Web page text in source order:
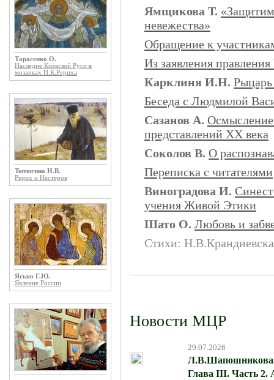
Тарасенко О.
Наследие Киевской Руси в
мозаиках Н.К.Рериха
Тютюгина Н.В.
Рерих и Нестеров
Ясько Г.Ю.
Явление России
Ямщикова Т.
невежества»
Обращение к
Из заявления
Карклиня И.Н. Рыцарь
Беседа с Людмилой
Сазанов А. Осмысление
представлений ХХ века
Соколов В. О
Переписка с читателями
Виноградова И.
учения Живой Этики
Шато О. Любовь и
Стихи:
Новости МЦР
29.07.2026
Л.В.Шапошникова.
Глава III. Часть 2.